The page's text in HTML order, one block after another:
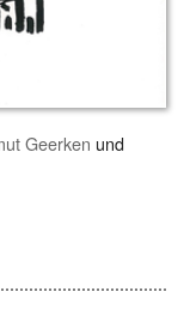
Geerken und